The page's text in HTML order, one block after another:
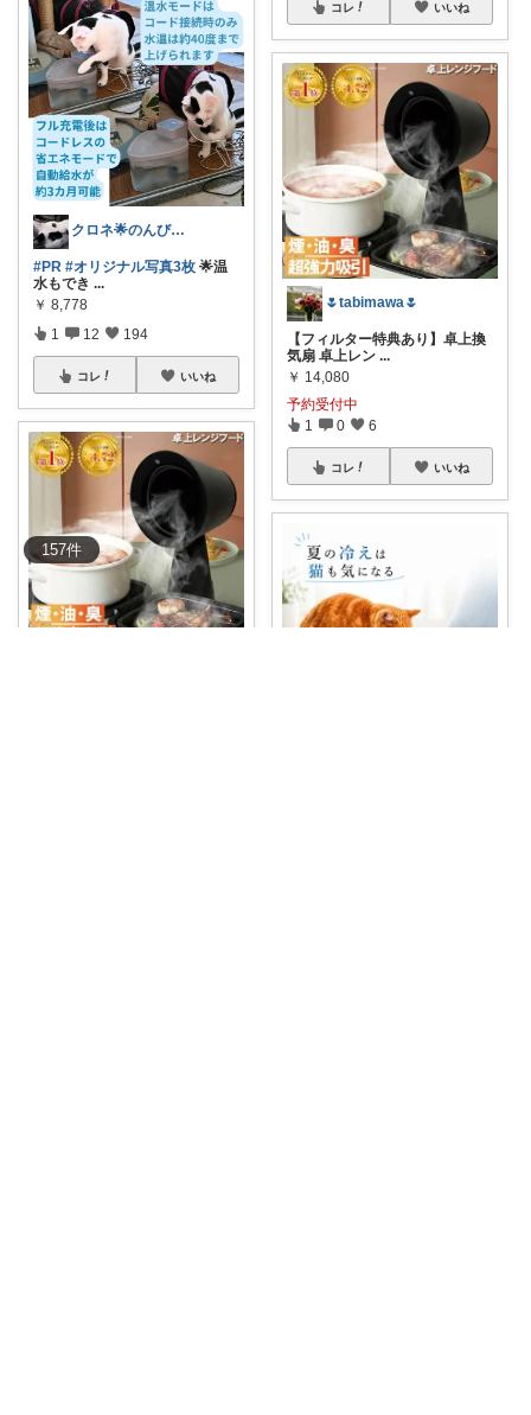
157件
クロネ🌟のんびりゆったり活動です🌟
#PR #オリジナル写真3枚 🌟温
水もでき ...
￥ 8,778
1 12 194
コレ いいね
コレ いいね
🌷tabimawa🌷
【フィルター特典あり】卓上換
気扇 卓上レン ...
￥ 14,080
予約受付中
1 0 6
コレ いいね